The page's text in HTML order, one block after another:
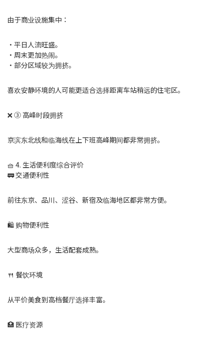
由于商业设施集中：
・平日人流旺盛。
・周末更加热闹。
・部分区域较为拥挤。
喜欢安静环境的人可能更适合选择距离车站稍远的住宅区。
❌ ③ 高峰时段拥挤
京滨东北线和临海线在上下班高峰期间都非常拥挤。
🧺 4. 生活便利度综合评价
🚃 交通便利性
前往东京、品川、涩谷、新宿及临海地区都非常方便。
🛍 购物便利性
大型商场众多，生活配套成熟。
🍴 餐饮环境
从平价美食到高档餐厅选择丰富。
🏥 医疗资源